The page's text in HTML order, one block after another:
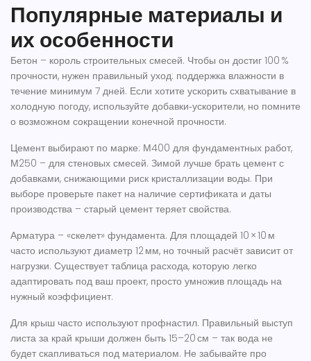
Популярные материалы и
их особенности
Бетон – король строительных смесей. Чтобы он достиг 100 %
прочности, нужен правильный уход: поддержка влажности в
течение минимум 7 дней. Если хотите ускорить схватывание в
холодную погоду, используйте добавки‑ускорители, но помните
о возможном сокращении конечной прочности.
Цемент выбирают по марке: М400 для фундаментных работ,
М250 – для стеновых смесей. Зимой лучше брать цемент с
добавками, снижающими риск кристаллизации воды. При
выборе проверьте пакет на наличие сертификата и даты
производства – старый цемент теряет свойства.
Арматура – «скелет» фундамента. Для площадей 10 × 10 м
часто используют диаметр 12 мм, но точный расчёт зависит от
нагрузки. Существует таблица расхода, которую легко
адаптировать под ваш проект, просто умножив площадь на
нужный коэффициент.
Для крыш часто используют профнастил. Правильный выступ
листа за край крыши должен быть 15–20 см – так вода не
будет скапливаться под материалом. Не забывайте про